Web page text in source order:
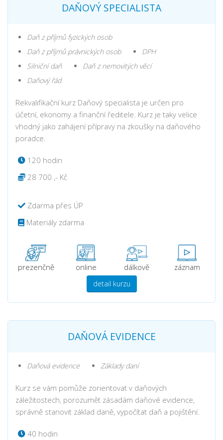
DAŇOVÝ SPECIALISTA
Daň z příjmů fyzických osob
Daň z příjmů právnických osob
DPH
Silniční daň
Daň z nemovitých věcí
Daňový řád
Rekvalifikační kurz Daňový specialista je určen pro
účetní, ekonomy a finanční ředitele. Kurz je taky velice
vhodný jako zahájení přípravy na zkoušky na daňového
poradce.
120 hodin
28 700 ,- Kč
Zdarma přes ÚP
Materiály zdarma
prezenčně online dálkově záznam
detail kurzu
DAŇOVÁ EVIDENCE
Daňová evidence Základy daní
Kurz se vám pomůže zorientovat v daňových
záležitostech, porozumět zásadám daňové evidence,
správně stanovit základ daně, vypočítat daň a pojištění.
40 hodin